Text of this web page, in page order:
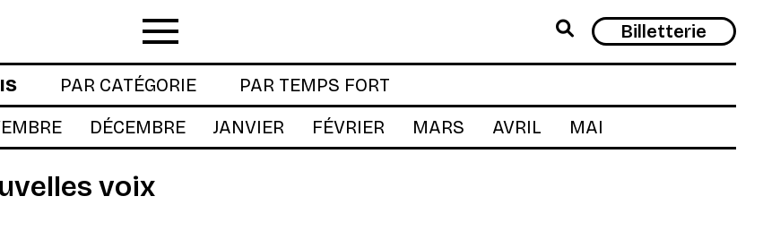
Menu Billetterie
PAR CATÉGORIE
PAR TEMPS FORT
DÉCEMBRE JANVIER FÉVRIER MARS AVRIL MAI
voix